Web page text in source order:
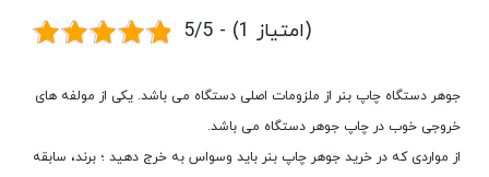
5/5 - (1 امتیاز)
جوهر دستگاه چاپ بنر از ملزومات اصلی دستگاه می باشد. یکی از مولفه های
خروجی خوب در چاپ جوهر دستگاه می باشد.
از مواردی که در خرید جوهر چاپ بنر باید وسواس به خرج دهید ؛ برند، سابقه